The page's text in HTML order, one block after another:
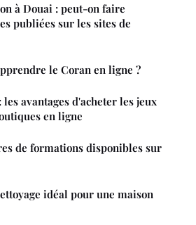
à Douai : peut-on faire
publiées sur les sites de
le Coran en ligne ?
les avantages d'acheter les jeux
en ligne
de formations disponibles sur
idéal pour une maison